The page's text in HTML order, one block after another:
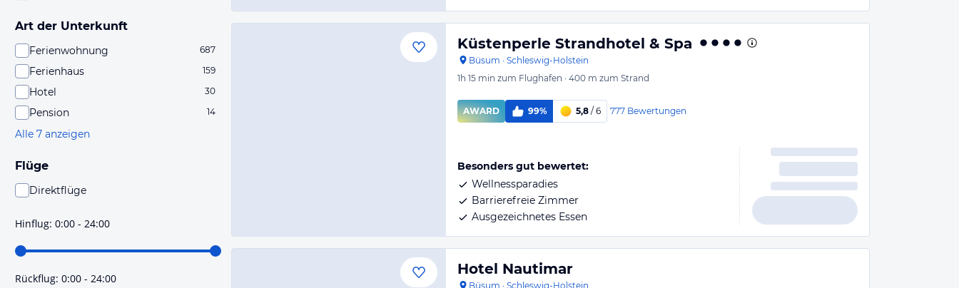
Art der Unterkunft
Ferienwohnung 687
Ferienhaus 159
Hotel 30
Pension 14
Alle 7 anzeigen
Flüge
Direktflüge
hoher Wahrscheinlichkeit Direktflüge sind. Bitte
prüfe vor der Buchung noch einmal die Flugdetails.
Hinflug: 0:00 - 24:00
Rückflug: 0:00 - 24:00
Küstenperle Strandhotel & Spa
Büsum · Schleswig-Holstein
1h 15 min zum Flughafen · 400 m zum Strand
AWARD 99% 5,8 / 6 777 Bewertungen
Besonders gut bewertet:
Wellnessparadies
Barrierefreie Zimmer
Ausgezeichnetes Essen
Hotel Nautimar
Büsum · Schleswig-Holstein